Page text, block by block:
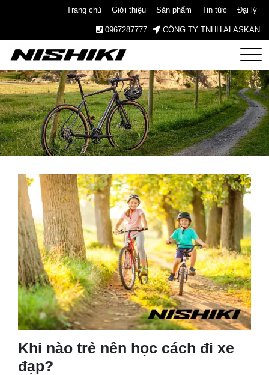
Trang chủ Giới thiệu Sản phẩm Tin tức Đại lý
0967287777 CÔNG TY TNHH ALASKAN
Nishiki
– Xe
Đạp
Nhật
Bản –
Since
1965
Khi nào trẻ nên học cách đi xe
đạp?